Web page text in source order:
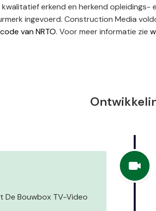
erkend en herkend opleidings-
ingevoerd. Construction Media
van NRTO. Voor meer informatie zie
De Bouwbox TV-Video